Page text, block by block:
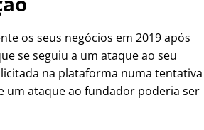
os seus negócios em 2019 após
se seguiu a um ataque ao seu
na plataforma numa tentativa
um ataque ao fundador poderia ser